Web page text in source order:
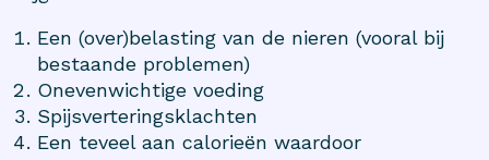
Een (over)belasting van de nieren (vooral bij
bestaande problemen)
Onevenwichtige voeding
Spijsverteringsklachten
Een teveel aan calorieën waardoor